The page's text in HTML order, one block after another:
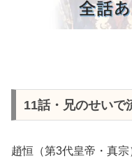
11話・兄のせいで
趙恒（第3代皇帝・真